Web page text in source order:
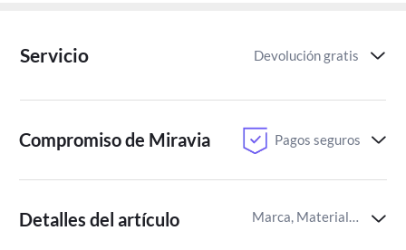
Servicio Devolución gratis
Compromiso de Miravia Pagos seguros
Detalles del artículo Marca, Material de confección,Instrucciones de Cuidado